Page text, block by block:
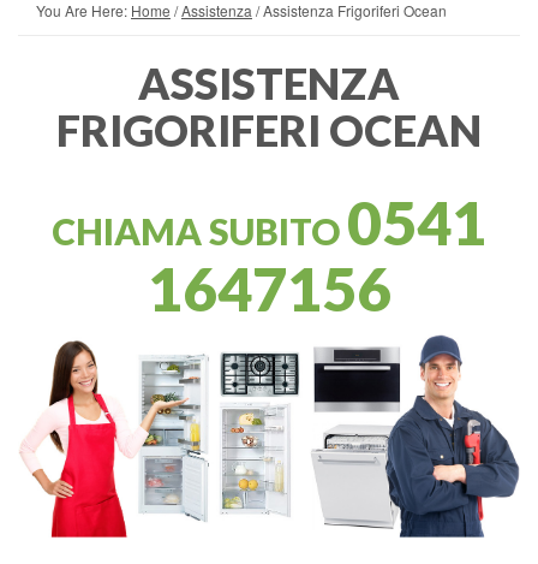
You Are Here: Home /Assistenza /Assistenza Frigoriferi Ocean
ASSISTENZA
FRIGORIFERI OCEAN
CHIAMA SUBITO0541
1647156